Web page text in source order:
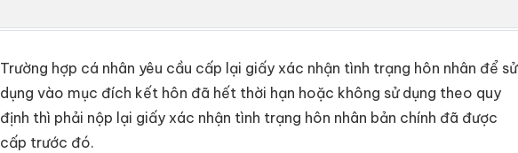
Trường hợp cá nhân yêu cầu cấp lại giấy xác nhận tình trạng hôn nhân để sử
dụng vào mục đích kết hôn đã hết thời hạn hoặc không sử dụng theo quy
định thì phải nộp lại giấy xác nhận tình trạng hôn nhân bản chính đã được
cấp trước đó.